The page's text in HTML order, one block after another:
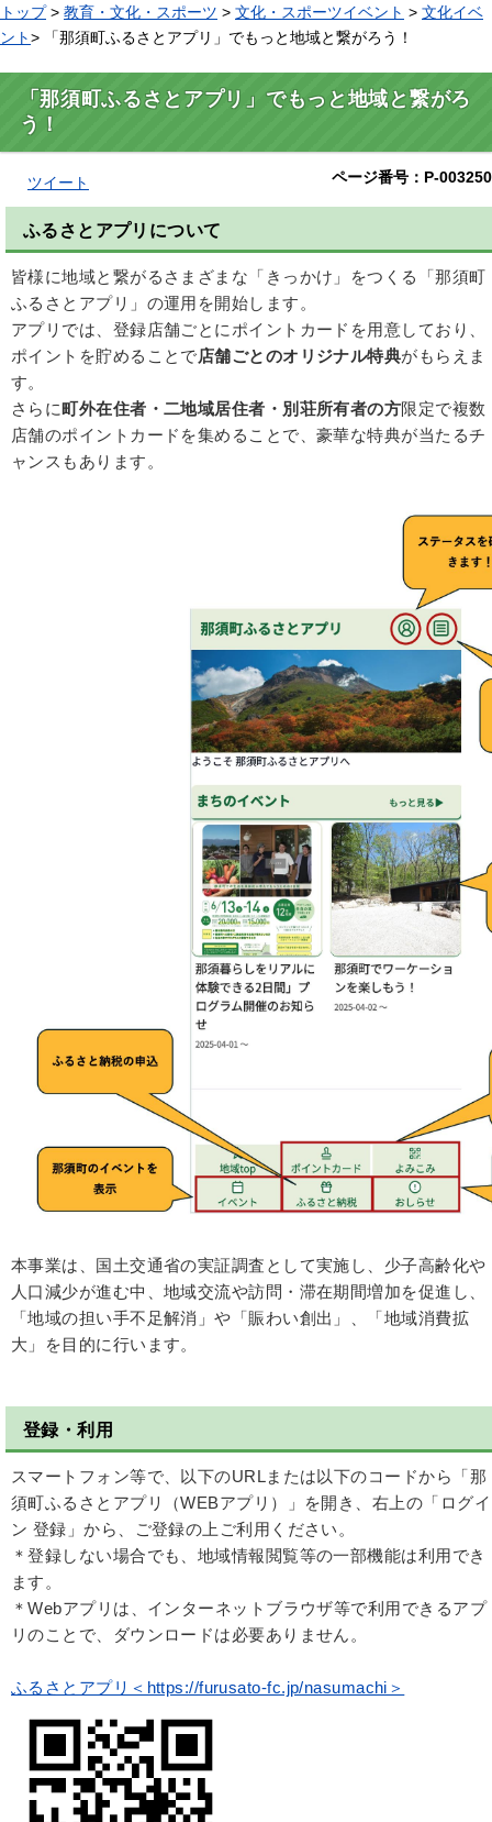
トップ> 教育・文化・スポーツ > 文化・スポーツイベント > 文化イベ
ント> 「那須町ふるさとアプリ」でもっと地域と繋がろう！
「那須町ふるさとアプリ」でもっと地域と繋がろ
う！
ページ番号：P-003250
ツイート
ふるさとアプリについて
皆様に地域と繋がるさまざまな「きっかけ」をつくる「那須町
ふるさとアプリ」の運用を開始します。
アプリでは、登録店舗ごとにポイントカードを用意しており、
ポイントを貯めることで店舗ごとのオリジナル特典がもらえま
す。
さらに町外在住者・二地域居住者・別荘所有者の方限定で複数
店舗のポイントカードを集めることで、豪華な特典が当たるチ
ャンスもあります。
本事業は、国土交通省の実証調査として実施し、少子高齢化や
人口減少が進む中、地域交流や訪問・滞在期間増加を促進し、
「地域の担い手不足解消」や「賑わい創出」、「地域消費拡
大」を目的に行います。
登録・利用
スマートフォン等で、以下のURLまたは以下のコードから「那
須町ふるさとアプリ（WEBアプリ）」を開き、右上の「ログイ
ン 登録」から、ご登録の上ご利用ください。
＊登録しない場合でも、地域情報閲覧等の一部機能は利用でき
ます。
＊Webアプリは、インターネットブラウザ等で利用できるアプ
リのことで、ダウンロードは必要ありません。
ふるさとアプリ＜https://furusato-fc.jp/nasumachi＞